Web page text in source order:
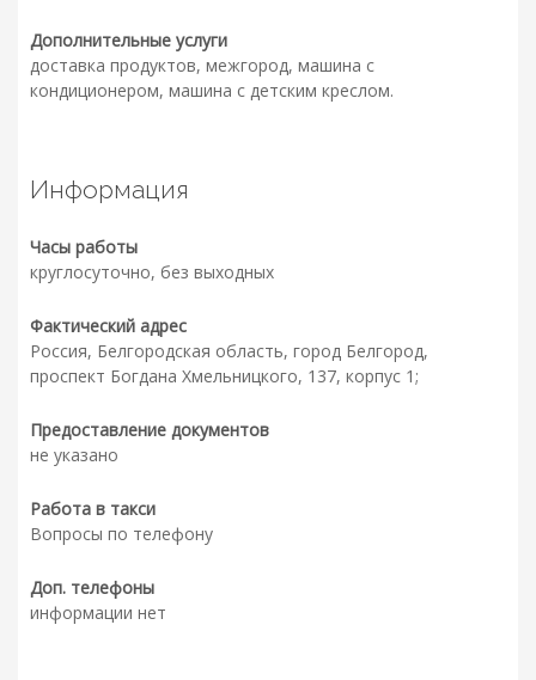
Дополнительные услуги
доставка продуктов, межгород, машина с
кондиционером, машина с детским креслом.
Информация
Часы работы
круглосуточно, без выходных
Фактический адрес
Россия, Белгородская область, город Белгород,
проспект Богдана Хмельницкого, 137, корпус 1;
Предоставление документов
не указано
Работа в такси
Вопросы по телефону
Доп. телефоны
информации нет